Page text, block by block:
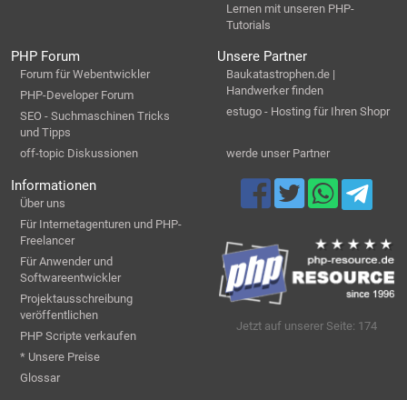
Lernen mit unseren PHP-
Tutorials
PHP Forum
Forum für Webentwickler
PHP-Developer Forum
SEO - Suchmaschinen Tricks
und Tipps
off-topic Diskussionen
Unsere Partner
Baukatastrophen.de |
Handwerker finden
estugo - Hosting für Ihren Shopr
werde unser Partner
Informationen
Über uns
Für Internetagenturen und PHP-
Freelancer
Für Anwender und
Softwareentwickler
Projektausschreibung
veröffentlichen
PHP Scripte verkaufen
* Unsere Preise
Glossar
Jetzt auf unserer Seite: 174